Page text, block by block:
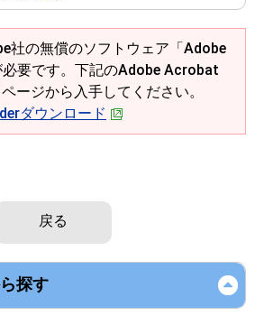
社の無償のソフトウェア「Adobe
要です。下記のAdobe Acrobat
ージから入手してください。
ダウンロード
戻る
探す